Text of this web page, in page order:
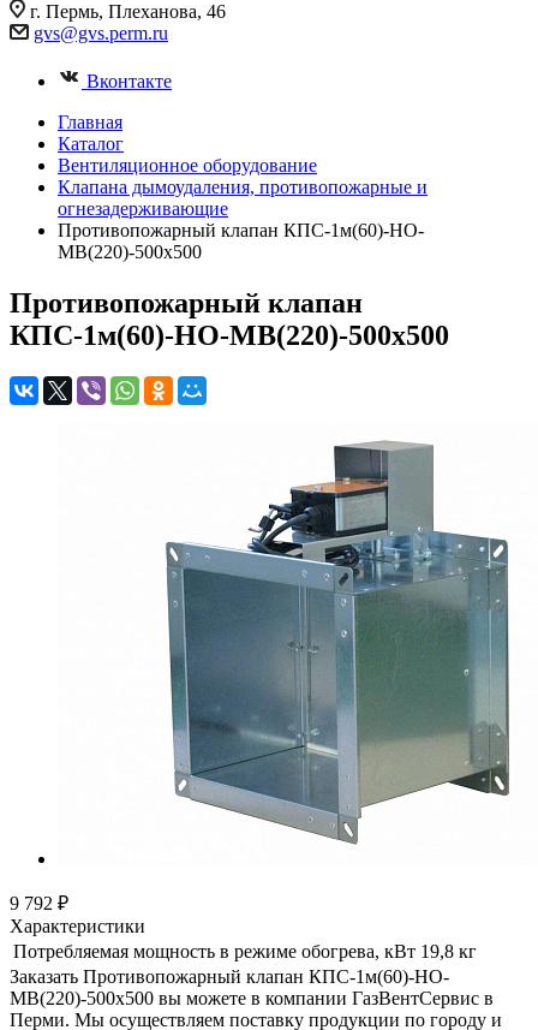
г. Пермь, Плеханова, 46
gvs@gvs.perm.ru
Вконтакте
Главная
Каталог
Вентиляционное оборудование
Клапана дымоудаления, противопожарные и
огнезадерживающие
Противопожарный клапан КПС-1м(60)-НО-
МВ(220)-500x500
Противопожарный клапан
КПС-1м(60)-НО-МВ(220)-500x500
9 792 ₽
Характеристики
Потребляемая мощность в режиме обогрева, кВт 19,8 кг
Заказать Противопожарный клапан КПС-1м(60)-НО-
МВ(220)-500x500 вы можете в компании ГазВентСервис в
Перми. Мы осуществляем поставку продукции по городу и